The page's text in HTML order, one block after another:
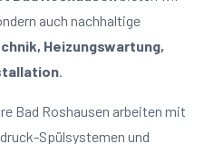
auch nachhaltige
Heizungswartung,
.
Bad Roshausen arbeiten mit
Spülsystemen und